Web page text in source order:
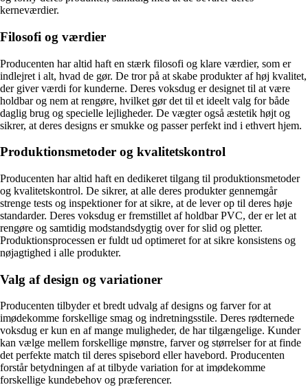
kerneværdier.
Filosofi og værdier
Producenten har altid haft en stærk filosofi og klare værdier, som er
indlejret i alt, hvad de gør. De tror på at skabe produkter af høj kvalitet,
der giver værdi for kunderne. Deres voksdug er designet til at være
holdbar og nem at rengøre, hvilket gør det til et ideelt valg for både
daglig brug og specielle lejligheder. De vægter også æstetik højt og
sikrer, at deres designs er smukke og passer perfekt ind i ethvert hjem.
Produktionsmetoder og kvalitetskontrol
Producenten har altid haft en dedikeret tilgang til produktionsmetoder
og kvalitetskontrol. De sikrer, at alle deres produkter gennemgår
strenge tests og inspektioner for at sikre, at de lever op til deres høje
standarder. Deres voksdug er fremstillet af holdbar PVC, der er let at
rengøre og samtidig modstandsdygtig over for slid og pletter.
Produktionsprocessen er fuldt ud optimeret for at sikre konsistens og
nøjagtighed i alle produkter.
Valg af design og variationer
Producenten tilbyder et bredt udvalg af designs og farver for at
imødekomme forskellige smag og indretningsstile. Deres rødternede
voksdug er kun en af ​​mange muligheder, de har tilgængelige. Kunder
kan vælge mellem forskellige mønstre, farver og størrelser for at finde
det perfekte match til deres spisebord eller havebord. Producenten
forstår betydningen af ​​at tilbyde variation for at imødekomme
forskellige kundebehov og præferencer.